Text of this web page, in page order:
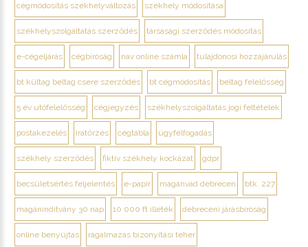
cégmódosítás székhelyváltozás székhely módosítása
székhelyszolgáltatás szerződés társasági szerződés módosítás
e-cégeljárás cégbíróság nav online számla tulajdonosi hozzájárulás
bt kültag beltag csere szerződés bt cégmódosítás beltag felelősség
5 év utófelelősség cégjegyzés székhelyszolgáltatás jogi feltételek
postakezelés iratőrzés cégtábla ügyfélfogadás
székhely szerződés fiktív székhely kockázat gdpr
becsületsértés feljelentés e-papír magánvád debrecen btk. 227
magánindítvány 30 nap 10 000 ft illeték debreceni járásbíróság
online benyújtás rágalmazás bizonyítási teher